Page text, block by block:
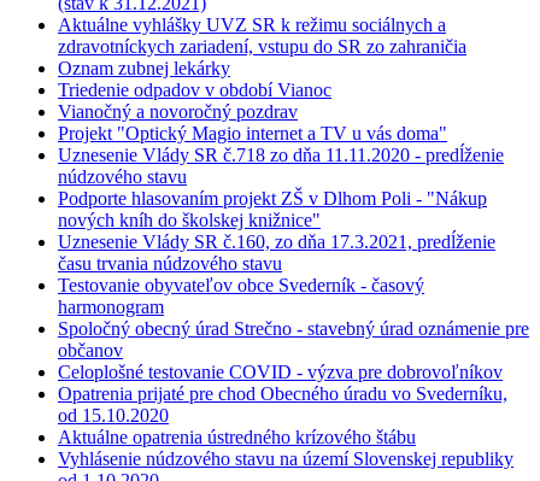
Aktuálne vyhlášky UVZ SR k režimu sociálnych a
zdravotníckych zariadení, vstupu do SR zo zahraničia
Oznam zubnej lekárky
Triedenie odpadov v období Vianoc
Vianočný a novoročný pozdrav
Projekt "Optický Magio internet a TV u vás doma"
Uznesenie Vlády SR č.718 zo dňa 11.11.2020 - predĺženie
núdzového stavu
Podporte hlasovaním projekt ZŠ v Dlhom Poli - "Nákup
nových kníh do školskej knižnice"
Uznesenie Vlády SR č.160, zo dňa 17.3.2021, predĺženie
času trvania núdzového stavu
Testovanie obyvateľov obce Svederník - časový
harmonogram
Spoločný obecný úrad Strečno - stavebný úrad oznámenie pre
občanov
Celoplošné testovanie COVID - výzva pre dobrovoľníkov
Opatrenia prijaté pre chod Obecného úradu vo Svederníku,
od 15.10.2020
Aktuálne opatrenia ústredného krízového štábu
Vyhlásenie núdzového stavu na území Slovenskej republiky